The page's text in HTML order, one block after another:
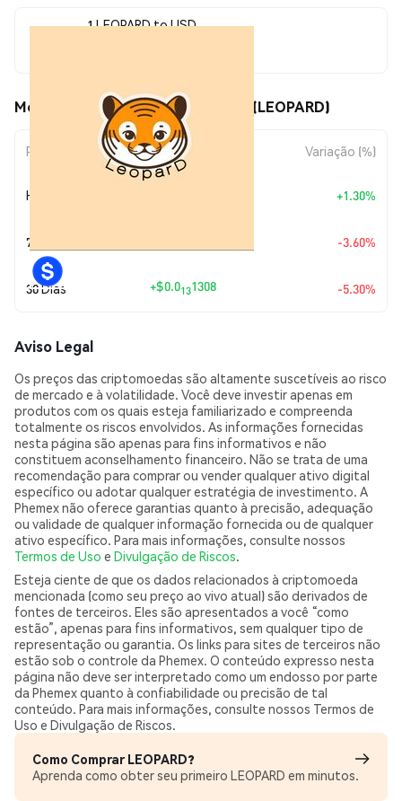
1 LEOPARD to USD
Movimentos de preço de Leopard (LEOPARD)
Período Variação do Valor Variação (%)
Hoje +1.30%
7 Dias -3.60%
30 Dias +$0.0131308 -5.30%
Aviso Legal
Os preços das criptomoedas são altamente suscetíveis ao risco
de mercado e à volatilidade. Você deve investir apenas em
produtos com os quais esteja familiarizado e compreenda
totalmente os riscos envolvidos. As informações fornecidas
nesta página são apenas para fins informativos e não
constituem aconselhamento financeiro. Não se trata de uma
recomendação para comprar ou vender qualquer ativo digital
específico ou adotar qualquer estratégia de investimento. A
Phemex não oferece garantias quanto à precisão, adequação
ou validade de qualquer informação fornecida ou de qualquer
ativo específico. Para mais informações, consulte nossos
Termos de Uso e Divulgação de Riscos.
Esteja ciente de que os dados relacionados à criptomoeda
mencionada (como seu preço ao vivo atual) são derivados de
fontes de terceiros. Eles são apresentados a você “como
estão”, apenas para fins informativos, sem qualquer tipo de
representação ou garantia. Os links para sites de terceiros não
estão sob o controle da Phemex. O conteúdo expresso nesta
página não deve ser interpretado como um endosso por parte
da Phemex quanto à confiabilidade ou precisão de tal
conteúdo. Para mais informações, consulte nossos Termos de
Uso e Divulgação de Riscos.
Como Comprar LEOPARD?
Aprenda como obter seu primeiro LEOPARD em minutos.